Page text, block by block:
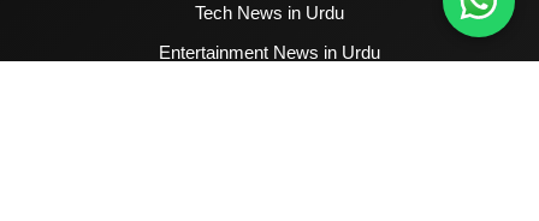
Tech News in Urdu
Entertainment News in Urdu